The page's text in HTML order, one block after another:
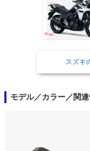
スズキ
モデル／カラー／関